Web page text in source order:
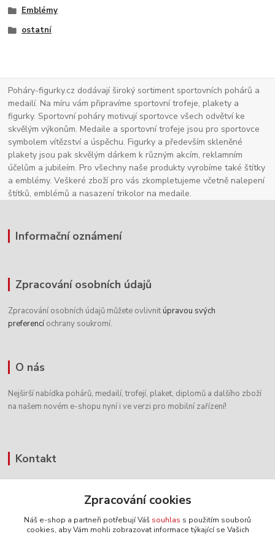
Emblémy
ostatní
Poháry-figurky.cz dodávají široký sortiment sportovních pohárů a
medailí. Na míru vám připravíme sportovní trofeje, plakety a
figurky. Sportovní poháry motivují sportovce všech odvětví ke
skvělým výkonům. Medaile a sportovní trofeje jsou pro sportovce
symbolem vítězství a úspěchu. Figurky a především skleněné
plakety jsou pak skvělým dárkem k různým akcím, reklamním
účelům a jubileím. Pro všechny naše produkty vyrobíme také štítky
a emblémy. Veškeré zboží pro vás zkompletujeme včetně nalepení
štítků, emblémů a nasazení trikolor na medaile.
Informační oznámení
Zpracování osobních údajů
Zpracování osobních údajů můžete ovlivnit úpravou svých
preferencíochrany soukromí.
O nás
Nejširší nabídka pohárů, medailí, trofejí, plaket, diplomů a dalšího zboží
na našem novém e-shopu nyní i ve verzi pro mobilní zařízení!
Kontakt
info@pohary-figurky.cz
Zpracování cookies
Náš e-shop a partneři potřebují Váš souhlas s použitím souborů
cookies, aby Vám mohli zobrazovat informace týkající se Vašich